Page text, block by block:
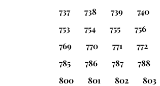
737
738 739 740
753
754 755 756
769
770 771 772
785
786 787 788
800
801 802 803